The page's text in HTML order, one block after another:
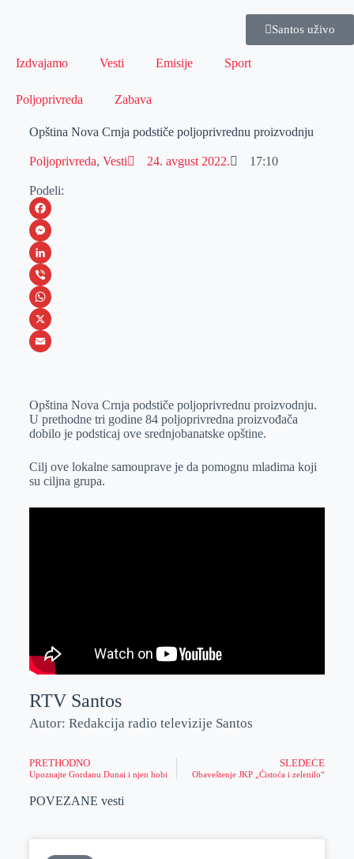
Santos uživo
Izdvajamo Vesti Emisije Sport
Poljoprivreda Zabava
Opština Nova Crnja podstiče poljoprivrednu proizvodnju
Poljoprivreda, Vesti 24. avgust 2022. 17:10
Podeli:
F
a
c
e
b
o
M
e
s
s
e
e
r
L
i
n
k
I
n
V
i
b
W
h
s
A
p
X
a
i
Opština Nova Crnja podstiče poljoprivrednu proizvodnju.
U prethodne tri godine 84 poljoprivredna proizvođača
dobilo je podsticaj ove srednjobanatske opštine.
Cilj ove lokalne samouprave je da pomognu mladima koji
su ciljna grupa.
RTV Santos
Autor: Redakcija radio televizije Santos
PRETHODNO
Upoznajte Gordanu Dunai i njen hobi
SLEDEĆE
Obaveštenje JKP „Čistoća i zelenilo“
POVEZANE vesti